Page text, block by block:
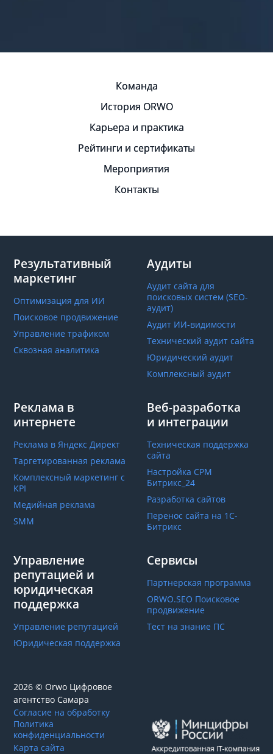
Команда
История ORWO
Карьера и практика
Рейтинги и сертификаты
Мероприятия
Контакты
Результативный
маркетинг
Оптимизация для ИИ
Поисковое продвижение
Управление трафиком
Сквозная аналитика
Аудиты
Аудит сайта для
поисковых систем (SEO-
аудит)
Аудит ИИ-видимости
Технический аудит сайта
Юридический аудит
Комплексный аудит
Реклама в
интернете
Реклама в Яндекс Директ
Таргетированная реклама
Комплексный маркетинг с
КРІ
Медийная реклама
SMM
Веб-разработка
и интеграции
Техническая поддержка
сайта
Настройка СРМ
Битрикс_24
Разработка сайтов
Перенос сайта на 1С-
Битрикс
Управление
репутацией и
юридическая
поддержка
Управление репутацией
Юридическая поддержка
Сервисы
Партнерская программа
ORWO.SEO Поисковое
продвижение
Тест на знание ПС
2026 © Orwo Цифровое
агентство Самара
Согласие на обработку
Политика
конфиденциальности
Карта сайта